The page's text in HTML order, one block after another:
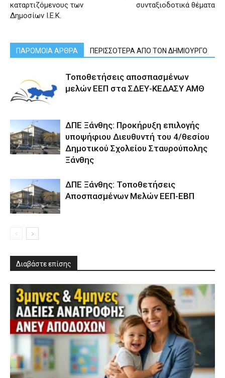
καταρτιζόμενους των
Δημοσίων Ι.Ε.Κ.
συνταξιοδοτικά θέματα
ΠΑΡΟΜΟΙΑ ΑΡΘΡΑ ΠΕΡΙΣΣΟΤΕΡΑ ΑΠΟ ΤΟΝ ΔΗΜΙΟΥΡΓΟ
Τοποθετήσεις αποσπασμένων
μελών ΕΕΠ στα ΣΔΕΥ-ΚΕΔΑΣΥ ΑΜΘ
ΔΠΕ Ξάνθης: Προκήρυξη επιλογής
υποψήφιου Διευθυντή του 4/θεσίου
Δημοτικού Σχολείου Σταυρούπολης
Ξάνθης
ΔΠΕ Ξάνθης: Τοποθετήσεις
Αποσπασμένων Μελών ΕΕΠ-ΕΒΠ
Διαβάστε επίσης